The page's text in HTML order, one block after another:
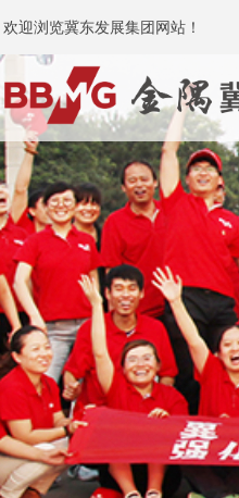
欢迎浏览冀东发展集团网站！